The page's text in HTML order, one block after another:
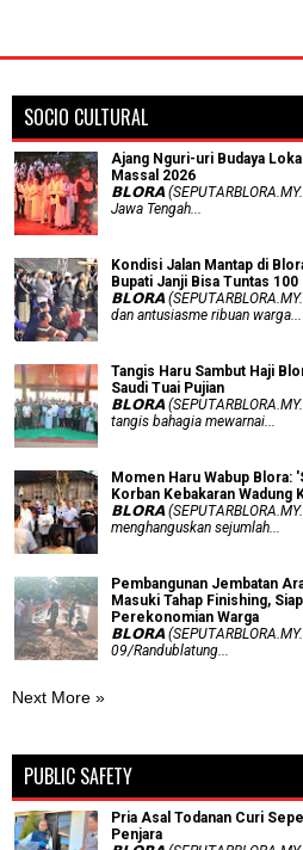
SOCIO CULTURAL
Ajang Nguri-uri Budaya
Massal 2026
𝗕𝗟𝗢𝗥𝗔
Jawa Tengah...
Kondisi Jalan Mantap di
Bupati Janji Bisa Tuntas
𝗕𝗟𝗢𝗥𝗔
dan antusiasme ribuan warga...
Tangis Haru Sambut Haji
Saudi Tuai Pujian
𝗕𝗟𝗢𝗥𝗔
tangis bahagia mewarnai...
Momen Haru Wabup Blora:
Korban Kebakaran Wadung
𝗕𝗟𝗢𝗥𝗔
menghanguskan sejumlah...
Pembangunan Jembatan
Masuki Tahap Finishing,
Perekonomian Warga
𝗕𝗟𝗢𝗥𝗔
09/Randublatung...
Next More »
PUBLIC SAFETY
Pria Asal Todanan Curi
Penjara